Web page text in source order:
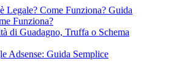
Legale? Come Funziona? Guida
Funziona?
di Guadagno, Truffa o Schema
Adsense: Guida Semplice